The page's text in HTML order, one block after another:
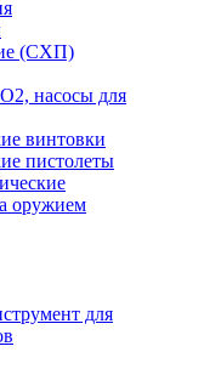
(СХП)
насосы для
винтовки
пистолеты
оружием
для